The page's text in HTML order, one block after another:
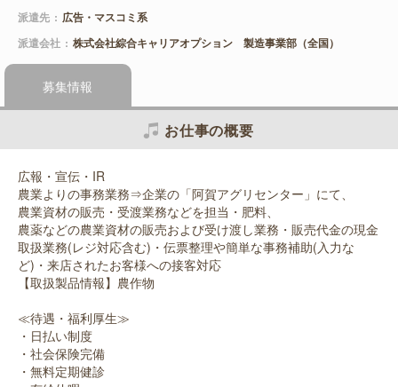
派遣先
広告・マスコミ系
派遣会社
株式会社綜合キャリアオプション 製造事業部（全国）
募集情報
お仕事の概要
広報・宣伝・IR
農業よりの事務業務⇒企業の「阿賀アグリセンター」にて、
農業資材の販売・受渡業務などを担当・肥料、
農薬などの農業資材の販売および受け渡し業務・販売代金の現金
取扱業務(レジ対応含む)・伝票整理や簡単な事務補助(入力な
ど)・来店されたお客様への接客対応
【取扱製品情報】農作物
≪待遇・福利厚生≫
・日払い制度
・社会保険完備
・無料定期健診